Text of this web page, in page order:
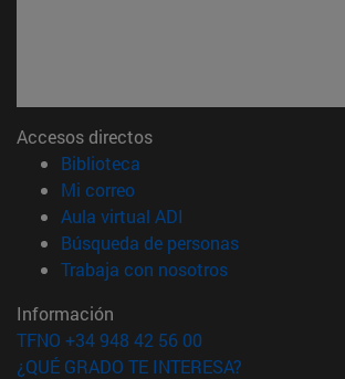
Accesos directos
Biblioteca
Mi correo(abre en nueva ventana)
Aula virtual ADI
Búsqueda de personas(abre en
Trabaja con nosotros(abre en nueva
Información
TFNO +34 948 42 56 00
¿QUÉ GRADO TE INTERESA?